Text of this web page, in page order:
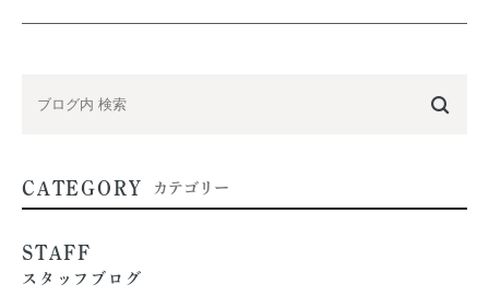
CATEGORY カテゴリー
STAFF
スタッフブログ